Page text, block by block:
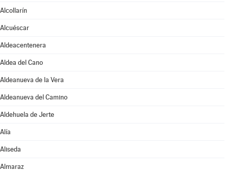
Alcollarín
Alcuéscar
Aldeacentenera
Aldea del Cano
Aldeanueva de la Vera
Aldeanueva del Camino
Aldehuela de Jerte
Alía
Aliseda
Almaraz